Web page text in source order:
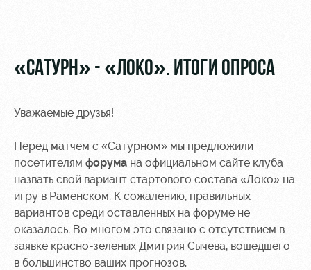
МГН
РЖД
Арена
Организация
мероприятий
Аренда
полей
Локо
Старт
Локо-Лето
Академия
Как
Информация
для
болельщиков
Банковская
карта
«Локомотив»
«САТУРН» - «ЛОКО». ИТОГИ ОПРОСА
Уважаемые друзья!
Перед матчем с «Сатурном» мы предложили
посетителям форума на официальном сайте клуба
назвать свой вариант стартового состава «Локо» на
игру в Раменском. К сожалению, правильных
вариантов среди оставленных на форуме не
оказалось. Во многом это связано с отсутствием в
заявке красно-зеленых Дмитрия Сычева, вошедшего
в большинство ваших прогнозов.